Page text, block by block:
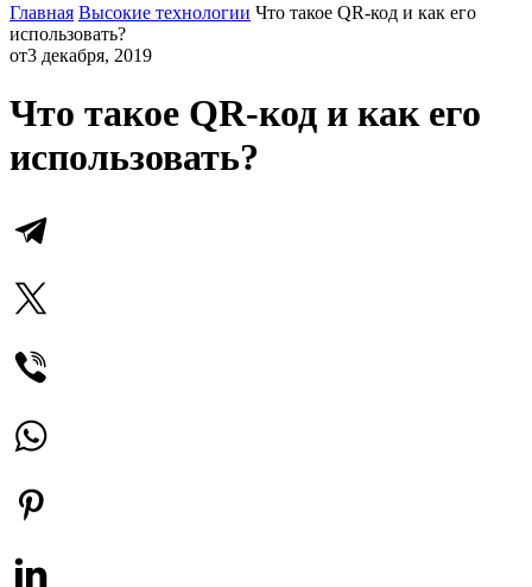
Главная Высокие технологии Что такое QR-код и как его
использовать?
от3 декабря, 2019
Что такое QR-код и как его
использовать?